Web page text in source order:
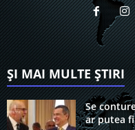
ȘI MAI MULTE ȘTIRI
Se
ar putea